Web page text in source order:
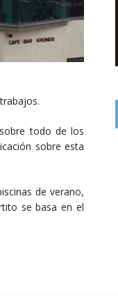
todo de los
sobre esta
de verano,
se basa en el